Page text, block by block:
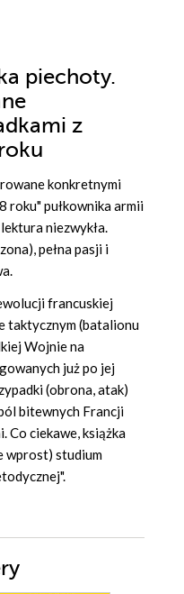
piechoty.
z
konkretnymi
roku" pułkownika armii
niezwykła.
pełna pasji i
francuskiej
taktycznym (batalionu
Wojnie na
już po jej
(obrona, atak)
bitewnych Francji
Co ciekawe, książka
wprost) studium